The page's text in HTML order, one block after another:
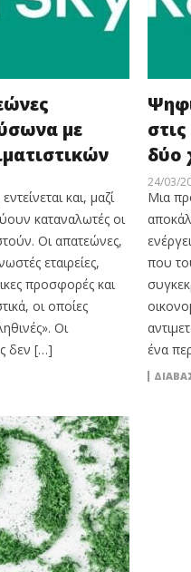
με
και, μαζί
καταναλωτές οι
Οι απατεώνες,
εταιρείες,
προσφορές και
οι οποίες
Οι
δεν […]
δύο
24/03/
Μια
που
ένα